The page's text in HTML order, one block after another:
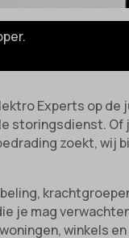
Experts op de
storingsdienst. Of
zoekt, wij
je mag
winkels